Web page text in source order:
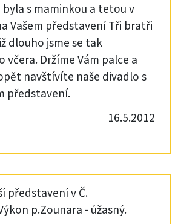
byla s maminkou a tetou v
Vašem představení Tři bratři
dlouho jsme se tak
včera. Držíme Vám palce a
navštívíte naše divadlo s
představení.
16.5.2012
představení v Č.
p.Zounara - úžasný.